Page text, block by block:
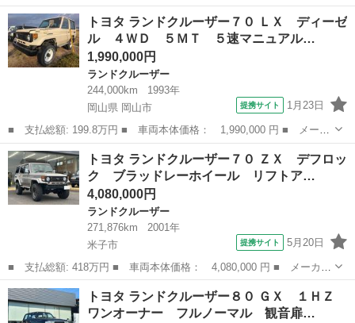
名： トヨタ ■ 車種名： ランドクルーザー７０ ■ グレード
名： ピックアップ ＮＯＸＰＭ適合 エアコン無し 新品フロアマ
ット 新品シー...
鳥取 米子市 ランドクルーザー
トヨタ ランドクルーザー７０ ＬＸ ディーゼ
ル ４ＷＤ ５ＭＴ ５速マニュアル…
1,990,000円
ランドクルーザー
244,000km
1993年
岡山県 岡山市
提携サイト 1月23日
■ 支払総額: 199.8万円 ■ 車両本体価格： 1,990,000 円 ■ メーカ
ー名： トヨタ ■ 車種名： ランドクルーザー７０ ■ グレード
名： ＬＸ ディーゼル ４ＷＤ ５ＭＴ ５速マニュアルミッショ
ン フェン...
岡山 岡山市 ランドクルーザー
トヨタ ランドクルーザー７０ ＺＸ デフロッ
ク ブラッドレーホイール リフトア…
4,080,000円
ランドクルーザー
271,876km
2001年
米子市
提携サイト 5月20日
■ 支払総額: 418万円 ■ 車両本体価格： 4,080,000 円 ■ メーカー
名： トヨタ ■ 車種名： ランドクルーザー７０ ■ グレード
名： ＺＸ デフロック ブラッドレーホイール リフトアップ ■
排気量： 4...
鳥取 米子市 ランドクルーザー
トヨタ ランドクルーザー８０ ＧＸ １ＨＺ
ワンオーナー フルノーマル 観音扉…